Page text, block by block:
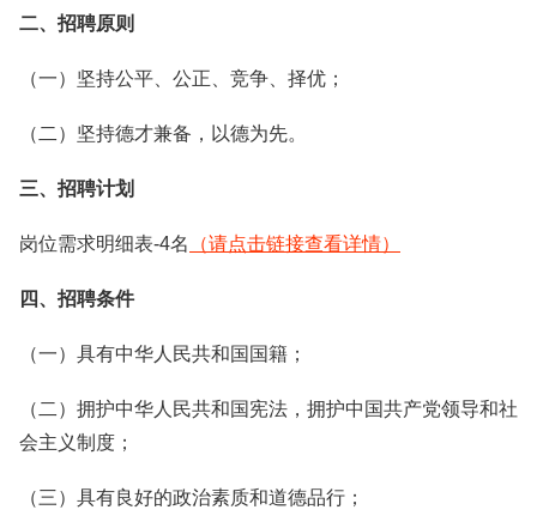
二、招聘原则
（一）坚持公平、公正、竞争、择优；
（二）坚持德才兼备，以德为先。
三、招聘计划
岗位需求明细表-4名 （请点击链接查看详情）
四、招聘条件
（一）具有中华人民共和国国籍；
（二）拥护中华人民共和国宪法，拥护中国共产党领导和社
会主义制度；
（三）具有良好的政治素质和道德品行；